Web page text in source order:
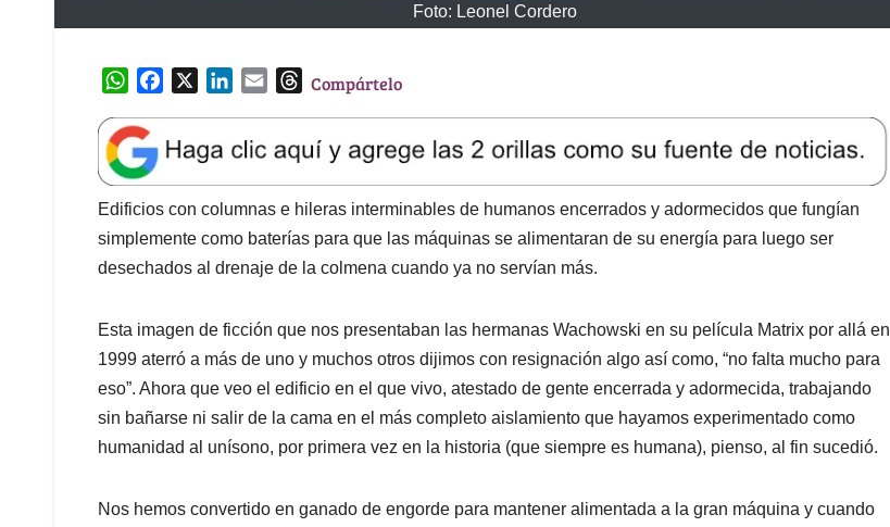
Foto: Leonel Cordero
W
a
t
s
A
p
p
e
b
o
o
k
k
e
d
I
n
l
T
e
a
d
s
Compártelo
Edificios con columnas e hileras interminables de humanos encerrados y adormecidos que fungían
simplemente como baterías para que las máquinas se alimentaran de su energía para luego ser
desechados al drenaje de la colmena cuando ya no servían más.
Esta imagen de ficción que nos presentaban las hermanas Wachowski en su película Matrix por allá en
1999 aterró a más de uno y muchos otros dijimos con resignación algo así como, “no falta mucho para
eso”. Ahora que veo el edificio en el que vivo, atestado de gente encerrada y adormecida, trabajando
sin bañarse ni salir de la cama en el más completo aislamiento que hayamos experimentado como
humanidad al unísono, por primera vez en la historia (que siempre es humana), pienso, al fin sucedió.
Nos hemos convertido en ganado de engorde para mantener alimentada a la gran máquina y cuando